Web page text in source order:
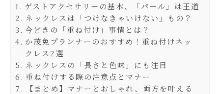
ゲストアクセサリーの基本、「パール」は王道
ネックレスは「つけなきゃいけない」もの？
今どきの「重ね付け」事情とは？
か茂免プランナーのおすすめ！重ね付けネッ
クレス2選
ネックレスの「長さと色味」にも注目
重ね付けする際の注意点とマナー
【まとめ】マナーとおしゃれ、両方を叶える